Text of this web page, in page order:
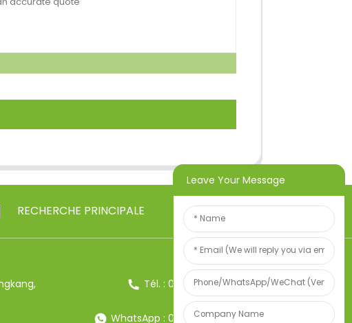
RECHERCHE PRINCIPALE
Tél. : 0086-13857957906
WhatsApp : 0086-13857957906
Leave Your Message